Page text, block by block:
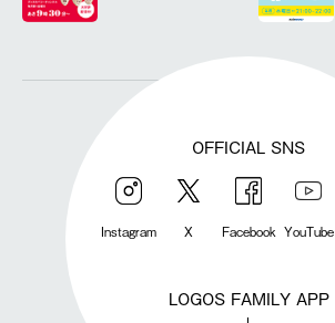
OFFICIAL SNS
Instagram X Facebook YouTube
LOGOS FAMILY APP